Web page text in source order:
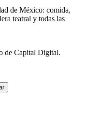
de México: comida,
teatral y todas las
de Capital Digital.